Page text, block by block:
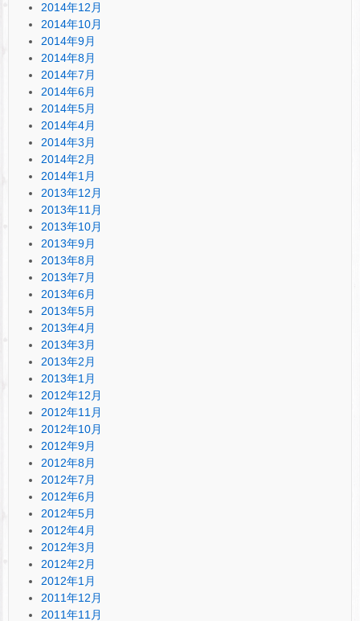
2014年12月
2014年10月
2014年9月
2014年8月
2014年7月
2014年6月
2014年5月
2014年4月
2014年3月
2014年2月
2014年1月
2013年12月
2013年11月
2013年10月
2013年9月
2013年8月
2013年7月
2013年6月
2013年5月
2013年4月
2013年3月
2013年2月
2013年1月
2012年12月
2012年11月
2012年10月
2012年9月
2012年8月
2012年7月
2012年6月
2012年5月
2012年4月
2012年3月
2012年2月
2012年1月
2011年12月
2011年11月